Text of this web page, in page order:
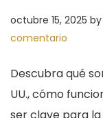
octubre 15, 2025 by
comentario
Descubra qué
UU., cómo